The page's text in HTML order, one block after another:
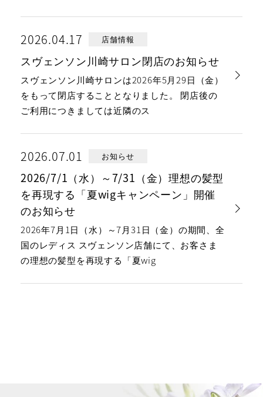
2026.04.17 店舗情報
スヴェンソン川崎サロン閉店のお知らせ
スヴェンソン川崎サロンは2026年5月29日（金）
をもって閉店することとなりました。 閉店後の
ご利用につきましては近隣のス
2026.07.01 お知らせ
2026/7/1（水）～7/31（金）理想の髪型
を再現する「夏wigキャンペーン」開催
のお知らせ
2026年7月1日（水）～7月31日（金）の期間、全
国のレディス スヴェンソン店舗にて、お客さま
の理想の髪型を再現する「夏wig